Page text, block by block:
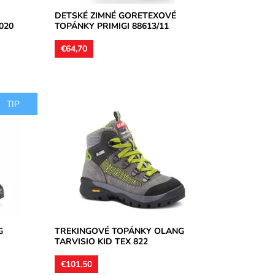
DETSKÉ ZIMNÉ GORETEXOVÉ
TOPÁNKY PRIMIGI 88613/11
€64,70
TIP
Treková nepremokavá pevná obuv
vysoká členková, zvršok je vyhotovený z
brúsenej kože, podšívky textilné, stielky...
Dostupnosť:
Skladom
Značka:
Olang
Záruka:
2 roky
TREKINGOVÉ TOPÁNKY OLANG
TARVISIO KID TEX 822
€101,50